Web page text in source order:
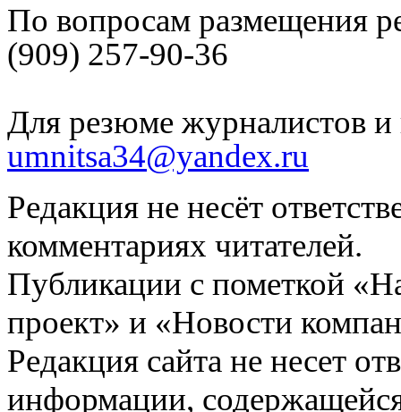
По вопросам размещения
(909) 257-90-36
Для резюме журналистов и
umnitsa34@yandex.ru
Редакция не несёт
комментариях читателей.
Публикации с пометкой
проект» и «Новости
Редакция сайта не несет
информации,